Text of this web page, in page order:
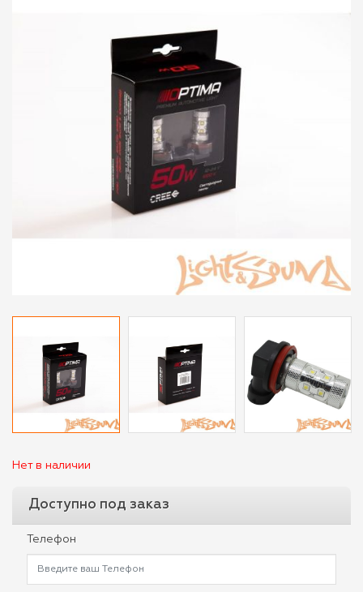
Нет в наличии
Доступно под заказ
Телефон